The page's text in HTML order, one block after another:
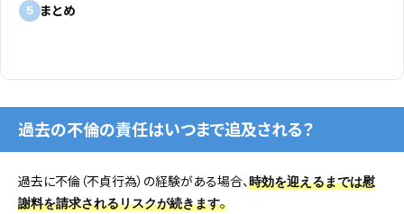
5 まとめ
過去の不倫の責任はいつまで追及される？
過去に不倫（不貞行為）の経験がある場合、時効を迎えるまでは慰
謝料を請求されるリスクが続きます。